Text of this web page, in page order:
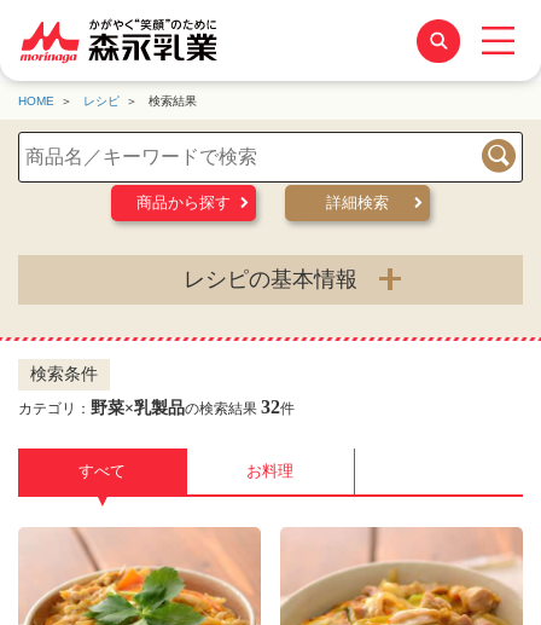
HOME レシピ 検索結果
検索
商品から探す
詳細検索
レシピの基本情報
検索条件
カテゴリ： 野菜×乳製品の検索結果 32件
すべて
▼
お料理